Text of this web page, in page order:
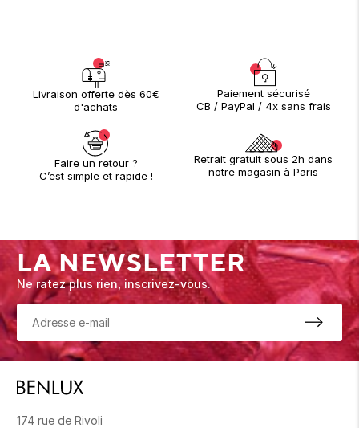
Livraison offerte dès 60€
d'achats
Paiement sécurisé
CB / PayPal / 4x sans frais
Faire un retour ?
C’est simple et rapide !
Retrait gratuit sous 2h dans
notre magasin à Paris
LA NEWSLETTER
Ne ratez plus rien, inscrivez-vous.
174 rue de Rivoli